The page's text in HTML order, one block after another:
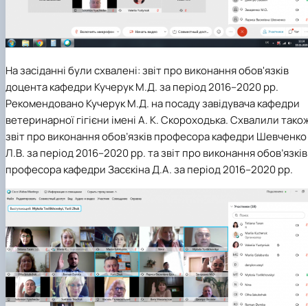
На засіданні були схвалені: звіт про виконання обов'язків
доцента кафедри Кучерук М.Д. за період 2016–2020 рр.
Рекомендовано Кучерук М.Д. на посаду завідувача кафедри
ветеринарної гігієни імені А. К. Скороходька. Схвалили
звіт про виконання обов’язків професора кафедри Шевченко
Л.В. за період 2016–2020 рр. та звіт про виконання обов’язків
професора кафедри Засєкіна Д.А. за період 2016–2020 рр.